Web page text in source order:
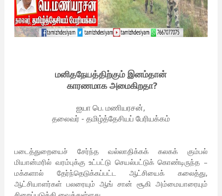
மனிதநேயத்திற்கும் இனம்தான்
காரணமாக அமைகிறதா?
ஐயா பெ. மணியரசன்,
தலைவர் - தமிழ்த்தேசியப் பேரியக்கம்
படைத்துறையைச் சேர்ந்த வல்லாதிக்கக் கலகக் கும்பல்
மியான்மரில் வரம்புக்கு உட்பட்டு செயல்பட்டுக் கொண்டிருந்த –
மக்களால் தேர்ந்தெடுக்கப்பட்ட ஆட்சியைக் கலைத்து,
ஆட்சியாளர்கள் பலரையும் ஆங் சான் சூகி அம்மையாரையும்